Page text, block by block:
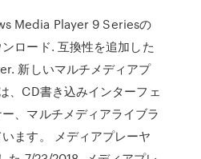
Media Player 9 Seriesの
ロード. 互換性を追加した
新しいマルチメディアプ
、CD書き込みインターフェ
、マルチメディアライブラ
ます。 メディアプレーヤ